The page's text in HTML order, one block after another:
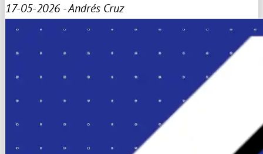
17-05-2026 - Andrés Cruz